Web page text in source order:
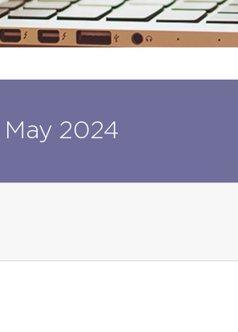
May 2024